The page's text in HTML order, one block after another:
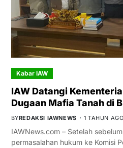
Kabar IAW
IAW Datangi
Dugaan Mafia Tanah di
BYREDAKSI IAWNEWS 1 TAHUN AGO
IAWNews.com – Setelah
permasalahan hukum ke Komisi